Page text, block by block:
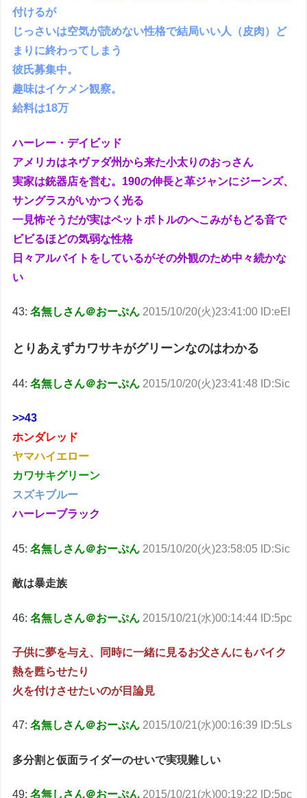
付けるが
じっさいは空気が読めない性格で結局いい人（皮肉）ど
まりに終わってしまう
彼氏募集中。
趣味はイケメン観察。
給料は18万
ハーレー・デイビッド
アメリカはネヴァダ州から来た小太りのおっさん
実家は銃器店を営む。190の伸長と革ジャンにジーンズ、
サングラスがいかつく光る
一見怖そうだが実はペットボトルのへこみがもどる音で
ビビるほどの気弱な性格
日々アルバイトをしているがその外観のため中々続かな
い
43:名無しさん＠おーぷん 2015/10/20(火)23:41:00 ID:eEl
とりあえずカワサキがグリーンなのはわかる
44:名無しさん＠おーぷん 2015/10/20(火)23:41:48 ID:Sic
>>43
ホンダレッド
ヤマハイエロー
カワサキグリーン
スズキブルー
ハーレーブラック
45:名無しさん＠おーぷん 2015/10/20(火)23:58:05 ID:Sic
敵は暴走族
46:名無しさん＠おーぷん 2015/10/21(水)00:14:44 ID:5pc
子供に夢を与え、同時に一緒に見るお父さんにもバイク
熱を甦らせたり
火を付けさせたいのが目論見
47:名無しさん＠おーぷん 2015/10/21(水)00:16:39 ID:5Ls
多分割と仮面ライダーのせいで実現難しい
49:名無しさん＠おーぷん 2015/10/21(水)00:19:22 ID:5pc